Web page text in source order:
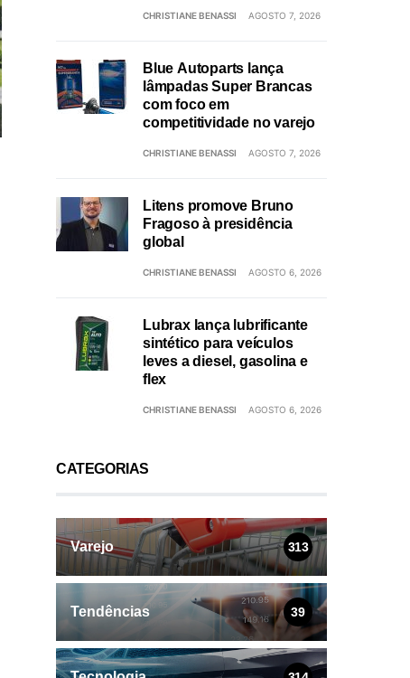
CHRISTIANE BENASSI AGOSTO 7, 2026
Blue Autoparts lança
lâmpadas Super Brancas
com foco em
competitividade no varejo
CHRISTIANE BENASSI AGOSTO 7, 2026
Litens promove Bruno
Fragoso à presidência
global
CHRISTIANE BENASSI AGOSTO 6, 2026
Lubrax lança lubrificante
sintético para veículos
leves a diesel, gasolina e
flex
CHRISTIANE BENASSI AGOSTO 6, 2026
CATEGORIAS
Varejo 313
Tendências 39